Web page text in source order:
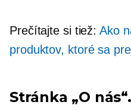
Prečítajte si tiež: Ako
produktov, ktoré sa
Stránka „O nás“.